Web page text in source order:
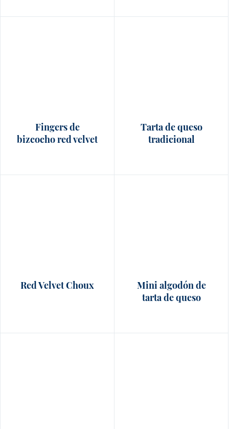
Fingers de
bizcocho red velvet
Tarta de queso
tradicional
Red Velvet Choux
Mini algodón de
tarta de queso